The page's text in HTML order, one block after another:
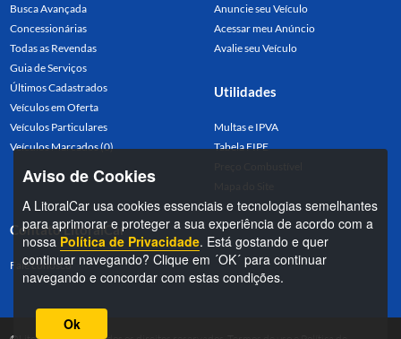
Busca Avançada
Concessionárias
Todas as Revendas
Guia de Serviços
Últimos Cadastrados
Veículos em Oferta
Veículos Particulares
Veículos Marcados (0)
Anuncie seu Veículo
Acessar meu Anúncio
Avalie seu Veículo
Utilidades
Multas e IPVA
Tabela FIPE
Contato LitoralCar
Fale conosco
Aviso de Cookies
A LitoralCar usa cookies essenciais e tecnologias semelhantes
para aprimorar e proteger a sua experiência de acordo com a
nossa Política de Privacidade. Está gostando e quer
continuar navegando? Clique em ´OK´ para continuar
navegando e concordar com estas condições.
Ok